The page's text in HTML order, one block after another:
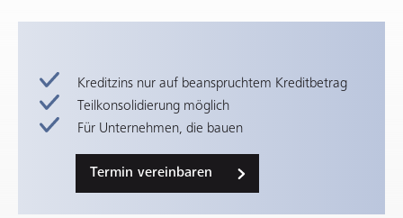
Kreditzins nur auf beanspruchtem Kreditbetrag
Teilkonsolidierung möglich
Für Unternehmen, die bauen
Termin vereinbaren